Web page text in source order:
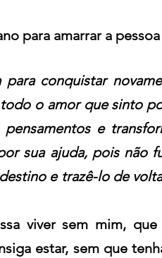
para amarrar a
conquistar
o amor que sinto
e
sua ajuda, pois não
e trazê-lo de
viver sem mim, que
estar, sem que